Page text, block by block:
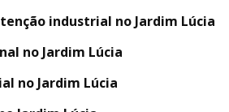
industrial no Jardim Lúcia
no Jardim Lúcia
no Jardim Lúcia